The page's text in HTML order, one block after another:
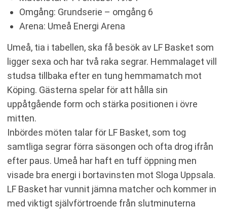
Omgång: Grundserie – omgång 6
Arena: Umeå Energi Arena
Umeå, tia i tabellen, ska få besök av LF Basket som
ligger sexa och har två raka segrar. Hemmalaget vill
studsa tillbaka efter en tung hemmamatch mot
Köping. Gästerna spelar för att hålla sin
uppåtgående form och stärka positionen i övre
mitten.
Inbördes möten talar för LF Basket, som tog
samtliga segrar förra säsongen och ofta drog ifrån
efter paus. Umeå har haft en tuff öppning men
visade bra energi i bortavinsten mot Sloga Uppsala.
LF Basket har vunnit jämna matcher och kommer in
med viktigt självförtroende från slutminuterna